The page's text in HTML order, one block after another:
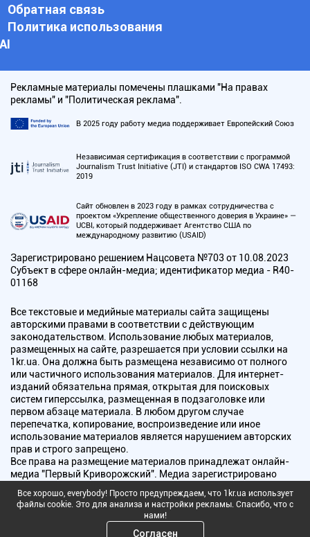
Обратная связь
Политика использования
АI
Рекламные материалы помечены плашками "На правах
рекламы" и "Политическая реклама".
В 2025 году работу медиа поддерживает Европейский Союз
Независимая сертификация в соответствии с программой
Journalism Trust Initiative (JTI) и стандартов ISO CWA 17493:
2019
Сайт обновлен в 2023 году в рамках сотрудничества с
проектом «Укрепление общественного доверия в Украине» —
UCBI, который поддерживает Агентство США по
международному развитию (USAID)
Зарегистрировано решением Нацсовета №703 от 10.08.2023
Субъект в сфере онлайн-медиа; идентификатор медиа - R40-
01168
Все текстовые и медийные материалы сайта защищены
авторскими правами в соответствии с действующим
законодательством. Использование любых материалов,
размещенных на сайте, разрешается при условии ссылки на
1kr.ua. Она должна быть размещена независимо от полного
или частичного использования материалов. Для интернет-
изданий обязательна прямая, открытая для поисковых
систем гиперссылка, размещенная в подзаголовке или
первом абзаце материала. В любом другом случае
перепечатка, копирование, воспроизведение или иное
использование материалов является нарушением авторских
прав и строго запрещено.
Все права на размещение материалов принадлежат онлайн-
медиа "Первый Криворожский". Медиа зарегистрировано
радиовещания.
Copyright © 2010 - 2026 Все права защищены
Все хорошо, everybody! Просто предупреждаем, что 1kr.ua использует
файлы cookie. Это для анализа и настройки рекламы. Спасибо, что с
нами!
Согласен